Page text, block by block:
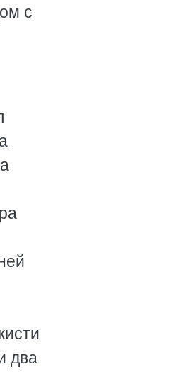
с
два